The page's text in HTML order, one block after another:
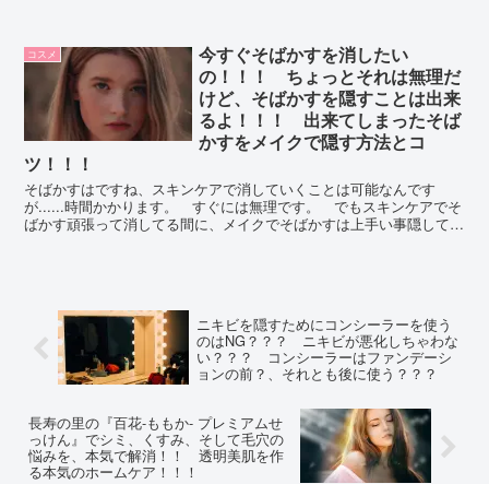
コスメ
今すぐそばかすを消したい
の！！！ ちょっとそれは無理だ
けど、そばかすを隠すことは出来
るよ！！！ 出来てしまったそば
かすをメイクで隠す方法とコ
ツ！！！
そばかすはですね、スキンケアで消していくことは可能なんです
が......時間かかります。 すぐには無理です。 でもスキンケアでそ
ばかす頑張って消してる間に、メイクでそばかすは上手い事隠してし
ニキビを隠すためにコンシーラーを使う
のはNG？？？ ニキビが悪化しちゃわな
い？？？ コンシーラーはファンデーシ
ョンの前？、それとも後に使う？？？
長寿の里の『百花-ももか- プレミアムせ
っけん』でシミ、くすみ、そして毛穴の
悩みを、本気で解消！！ 透明美肌を作
る本気のホームケア！！！